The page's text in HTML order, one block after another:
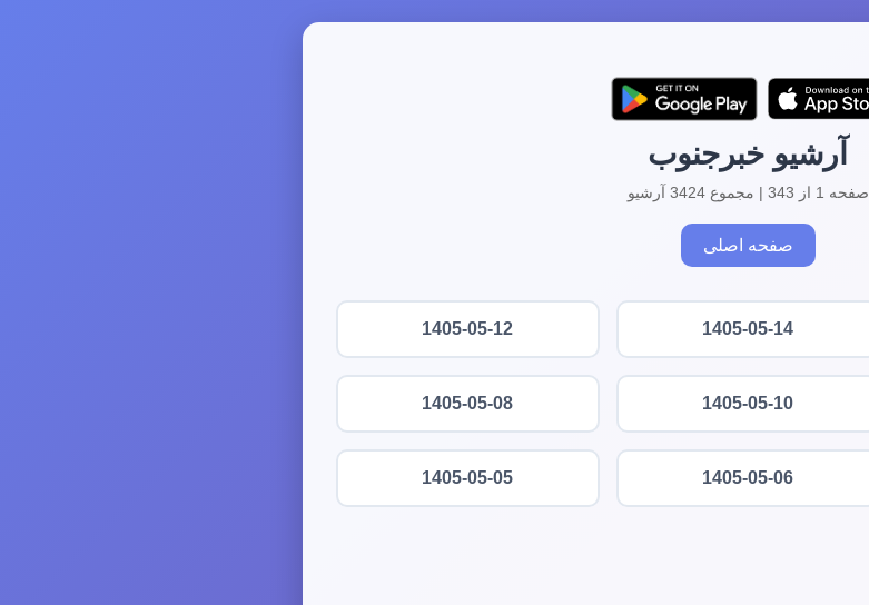
آرشیو خبرجنوب
صفحه 1 از 343 | مجموع 3424 آرشیو
صفحه اصلی
1405-05-14
1405-05-12
1405-05-10
1405-05-08
1405-05-06
1405-05-05